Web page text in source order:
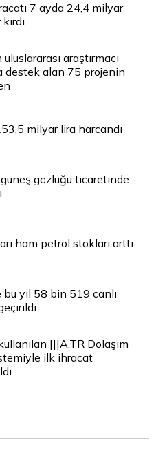
7 ayda 24,4 milyar
araştırmacı
destek alan 75 projenin
milyar lira harcandı
gözlüğü ticaretinde
ham petrol stokları arttı
bu yıl 58 bin 519 canlı
|||A.TR Dolaşım
ilk ihracat